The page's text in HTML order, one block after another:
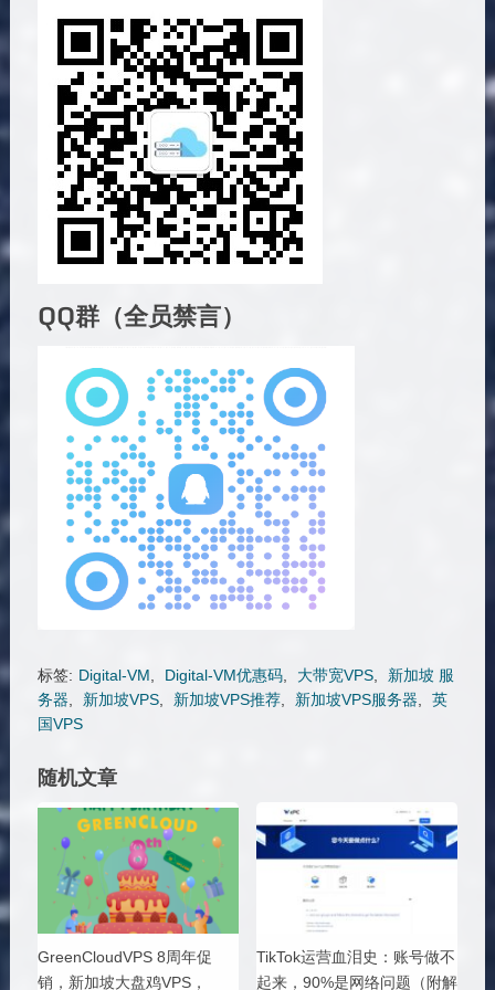
QQ群（全员禁言）
标签: Digital-VM Digital-VM优惠码, 大带宽VPS,
新加坡 服
务器
新加坡VPS, 新加坡VPS推荐, 新加坡VPS服务器
英
国VPS
随机文章
GreenCloudVPS 8周年促
销，新加坡大盘鸡VPS，
TikTok运营血泪史：账号做不
起来，90%是网络问题（附解